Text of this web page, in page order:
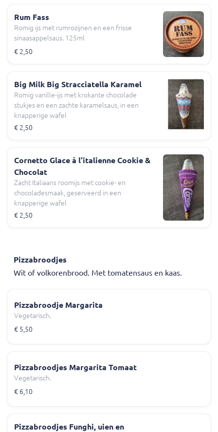
Rum Fass
Romig ijs met rumrozijnen en een frisse
sinaasappelsaus. 125ml
€ 2,50
Big Milk Big Stracciatella Karamel
Romig vanille-ijs met krokante chocolade
stukjes en een zachte karamelsaus, in een
knapperige wafel
€ 2,50
Cornetto Glace à l’italienne Cookie &
Chocolat
Zacht Italiaans roomijs met cookie- en
chocoladesmaak, geserveerd in een
knapperige wafel
€ 2,50
Pizzabroodjes
Wit of volkorenbrood. Met tomatensaus en kaas.
Pizzabroodje Margarita
Vegetarisch.
€ 5,50
Pizzabroodjes Margarita Tomaat
Vegetarisch.
€ 6,10
Pizzabroodjes Funghi, uien en